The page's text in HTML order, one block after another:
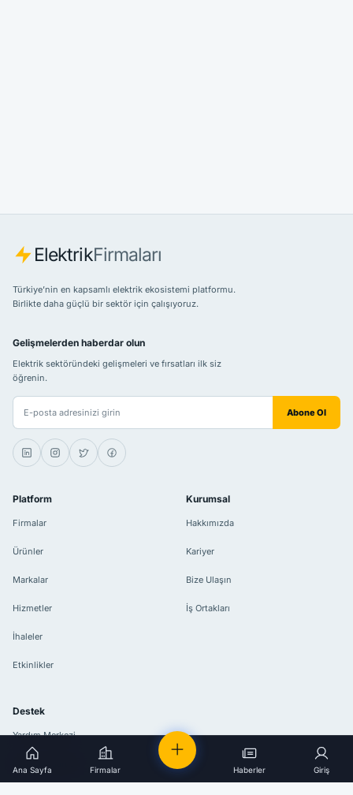
ElektrikFirmaları
Türkiye’nin en kapsamlı elektrik ekosistemi platformu.
Birlikte daha güçlü bir sektör için çalışıyoruz.
Gelişmelerden haberdar olun
Elektrik sektöründeki gelişmeleri ve fırsatları ilk siz
öğrenin.
E-posta adresiniz Abone Ol
Platform
Firmalar
Ürünler
Markalar
Hizmetler
İhaleler
Etkinlikler
Kurumsal
Hakkımızda
Kariyer
Bize Ulaşın
İş Ortakları
Destek
Yardım Merkezi
Ana Sayfa Firmalar Haberler Giriş